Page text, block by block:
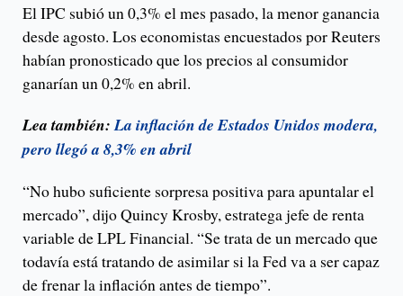
El IPC subió un 0,3% el mes pasado, la menor ganancia
desde agosto. Los economistas encuestados por Reuters
habían pronosticado que los precios al consumidor
ganarían un 0,2% en abril.
Lea también:La inflación de Estados Unidos modera,
pero llegó a 8,3% en abril
“No hubo suficiente sorpresa positiva para apuntalar el
mercado”, dijo Quincy Krosby, estratega jefe de renta
variable de LPL Financial. “Se trata de un mercado que
todavía está tratando de asimilar si la Fed va a ser capaz
de frenar la inflación antes de tiempo”.